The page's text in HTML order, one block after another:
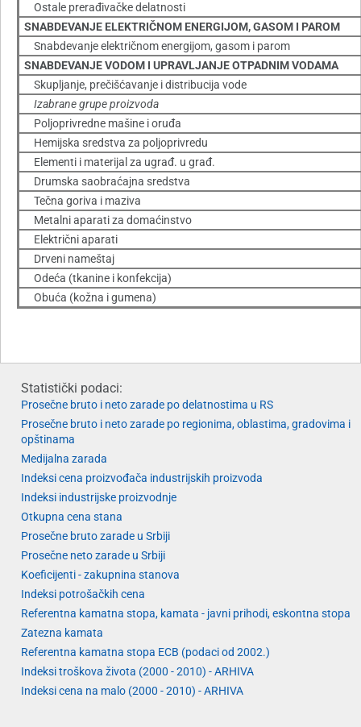
Ostale prerađivačke delatnosti
SNABDEVANJE ELEKTRIČNOM ENERGIJOM, GASOM I PAROM
Snabdevanje električnom energijom, gasom i parom
SNABDEVANJE VODOM I UPRAVLJANJE OTPADNIM VODAMA
Skupljanje, prečišćavanje i distribucija vode
Izabrane grupe proizvoda
Poljoprivredne mašine i oruđa
Hemijska sredstva za poljoprivredu
Elementi i materijal za ugrađ. u građ.
Drumska saobraćajna sredstva
Tečna goriva i maziva
Metalni aparati za domaćinstvo
Električni aparati
Drveni nameštaj
Odeća (tkanine i konfekcija)
Obuća (kožna i gumena)
Statistički podaci:
Prosečne bruto i neto zarade po delatnostima u RS
Prosečne bruto i neto zarade po regionima, oblastima, gradovima i
opštinama
Medijalna zarada
Indeksi cena proizvođača industrijskih proizvoda
Indeksi industrijske proizvodnje
Otkupna cena stana
Prosečne bruto zarade u Srbiji
Prosečne neto zarade u Srbiji
Koeficijenti - zakupnina stanova
Indeksi potrošačkih cena
Referentna kamatna stopa, kamata - javni prihodi, eskontna stopa
Zatezna kamata
Referentna kamatna stopa ECB (podaci od 2002.)
Indeksi troškova života (2000 - 2010) - ARHIVA
Indeksi cena na malo (2000 - 2010) - ARHIVA